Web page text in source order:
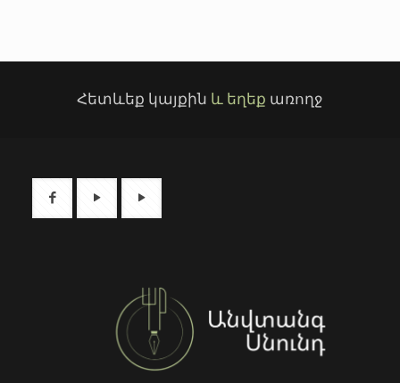
Հետևեք կայքին և եղեք առողջ